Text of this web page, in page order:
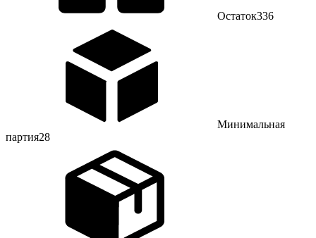
Остаток336
Минимальная
партия28